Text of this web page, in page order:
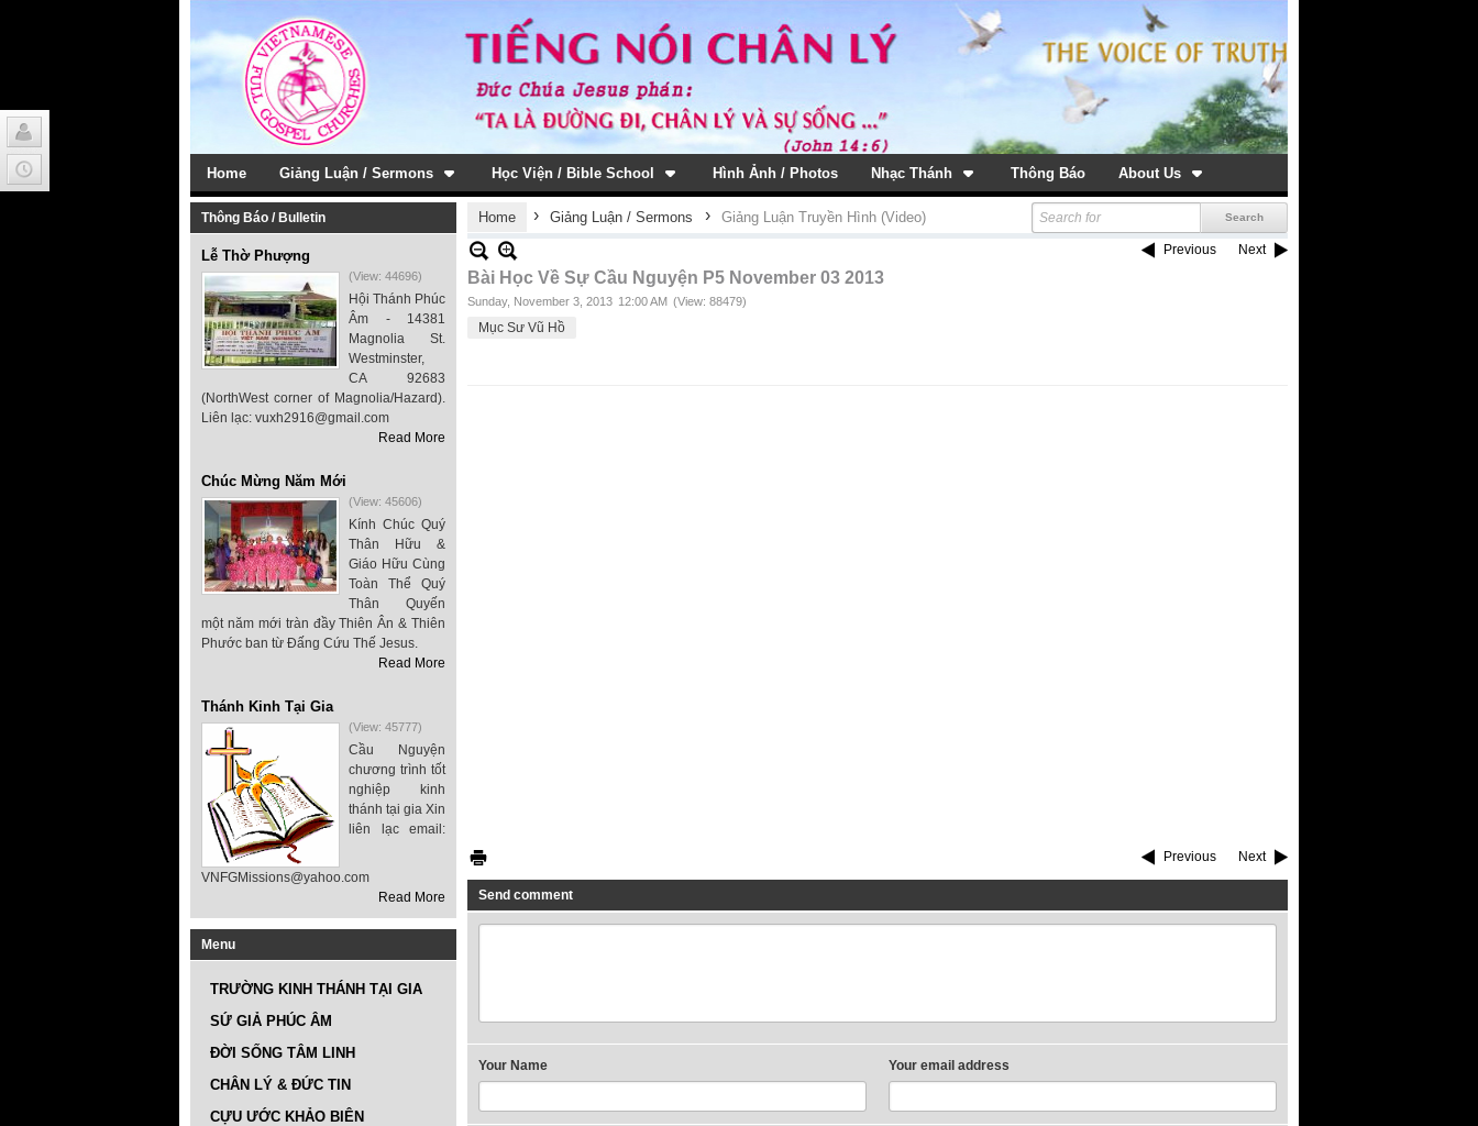
Home Giảng Luận / Sermons Học Viện / Bible School Hình Ảnh / Photos Nhạc Thánh Thông Báo About Us
Thông Báo / Bulletin
Lễ Thờ Phượng
(View: 44696)
Hội Thánh Phúc
Âm - 14381
Magnolia St.
Westminster,
CA 92683
(NorthWest corner of Magnolia/Hazard).
Liên lạc: vuxh2916@gmail.com
Read More
Chúc Mừng Năm Mới
(View: 45606)
Kính Chúc Quý
Thân Hữu &
Giáo Hữu Cùng
Toàn Thể Quý
Thân Quyến
một năm mới tràn đầy Thiên Ân & Thiên
Phước ban từ Đấng Cứu Thế Jesus.
Read More
Thánh Kinh Tại Gia
(View: 45777)
Cầu Nguyện
chương trình tốt
nghiệp kinh
thánh tại gia Xin
liên lạc email:
VNFGMissions@yahoo.com
Read More
Menu
TRƯỜNG KINH THÁNH TẠI GIA
SỨ GIẢ PHÚC ÂM
ĐỜI SỐNG TÂM LINH
CHÂN LÝ & ĐỨC TIN
CỰU ƯỚC KHẢO BIÊN
Home › Giảng Luận / Sermons › Giảng Luận Truyền Hình (Video)
Previous Next
Bài Học Về Sự Cầu Nguyện P5 November 03 2013
Sunday, November 3, 2013 12:00 AM (View: 88479)
Mục Sư Vũ Hồ
Previous Next
Send comment
Your Name Your email address